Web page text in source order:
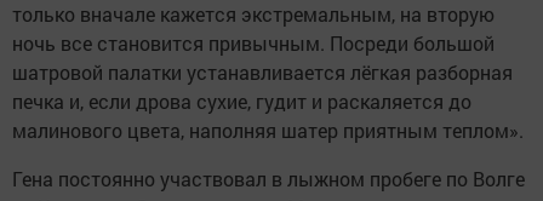
только вначале кажется экстремальным, на вторую
ночь все становится привычным. Посреди большой
шатровой палатки устанавливается лёгкая разборная
печка и, если дрова сухие, гудит и раскаляется до
малинового цвета, наполняя шатер приятным теплом».
Гена постоянно участвовал в лыжном пробеге по Волге